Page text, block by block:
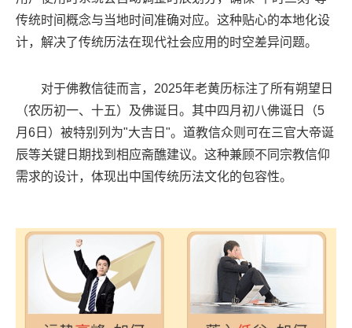
传统时间概念与当地时间准确对应。这种贴心的本地化设
计，解决了传统历法在现代社会应用的时空差异问题。
对于佛教信徒而言，2025年老黄历标注了所有朔望日
（农历初一、十五）及佛诞日。其中四月初八佛诞日（5
月6日）被特别列为"大吉日"。道教信众则可在三官大帝诞
辰等关键日期找到相应斋醮建议。这种兼顾不同宗教信仰
需求的设计，体现出中国传统历法文化的包容性。